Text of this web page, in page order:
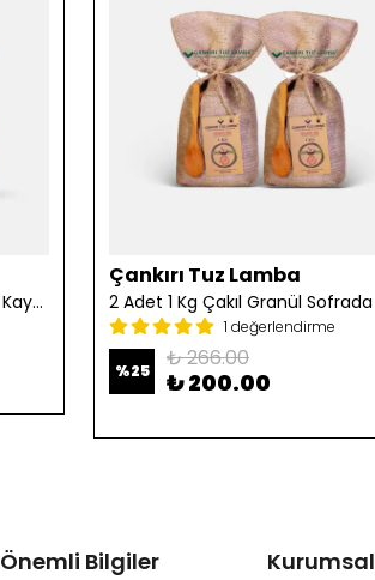
10 Kg Öğütülmüş Çankırı Kristal Kaya Tuzu
Çankırı Tuz Lamba
1 değerlendirme
%25 ₺ 266.00
₺ 200.00
Önemli Bilgiler Kurumsal